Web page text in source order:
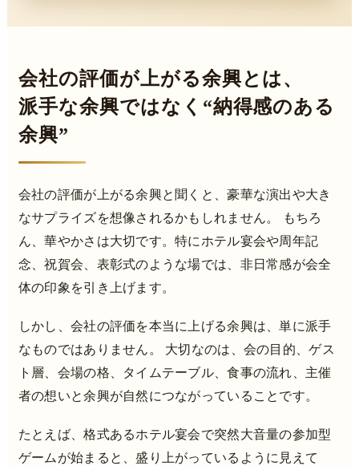
会社の評価が上がる余興とは、
派手な余興ではなく“納得感のある
余興”
会社の評価が上がる余興と聞くと、豪華な演出や大き
なサプライズを想像されるかもしれません。 もちろ
ん、華やかさは大切です。特にホテル宴会や周年記
念、祝賀会、表彰式のような場では、非日常感が会全
体の印象を引き上げます。
しかし、会社の評価を本当に上げる余興は、単に派手
なものではありません。 大切なのは、会の目的、ゲス
ト層、会場の格、タイムテーブル、食事の流れ、主催
者の想いと余興が自然につながっていることです。
たとえば、格式あるホテル宴会で突然大音量の参加型
ゲームが始まると、盛り上がっているように見えて